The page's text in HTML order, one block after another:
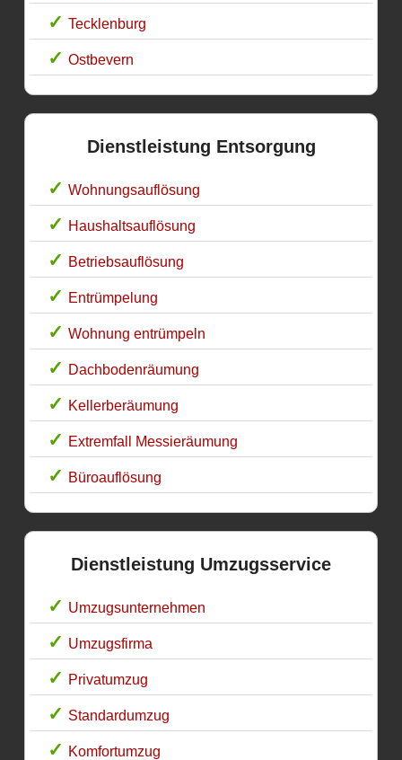
Tecklenburg
Ostbevern
Dienstleistung Entsorgung
Wohnungsauflösung
Haushaltsauflösung
Betriebsauflösung
Entrümpelung
Wohnung entrümpeln
Dachbodenräumung
Kellerberäumung
Extremfall Messieräumung
Büroauflösung
Dienstleistung Umzugsservice
Umzugsunternehmen
Umzugsfirma
Privatumzug
Standardumzug
Komfortumzug